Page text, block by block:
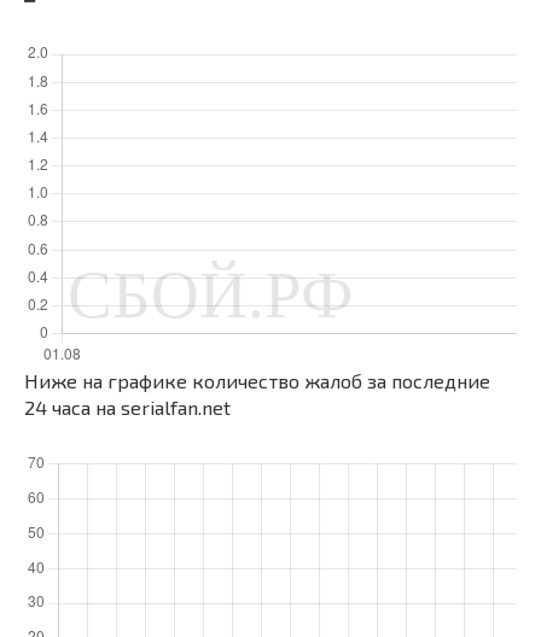
Ниже на графике количество жалоб за последние
24 часа на serialfan.net